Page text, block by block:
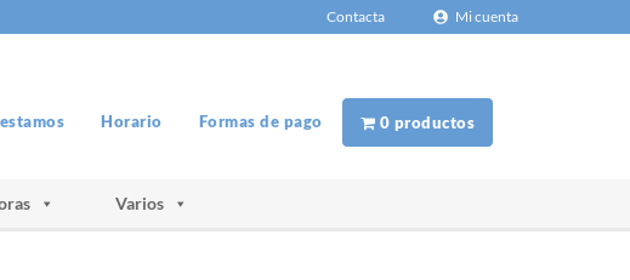
Contacta Mi cuenta
Horario Formas de pago 0 productos
Varios